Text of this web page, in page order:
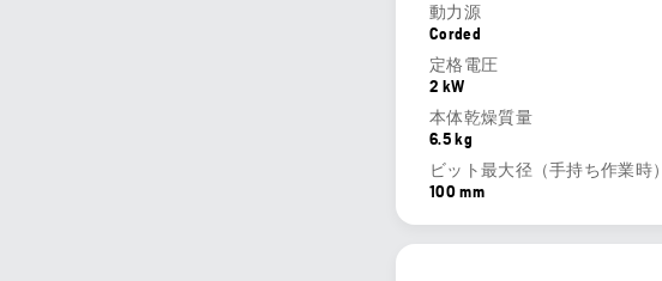
動力源
Corded
定格電圧
2 kW
本体乾燥質量
6.5 kg
ビット最大径（手持ち作業時）
100 mm